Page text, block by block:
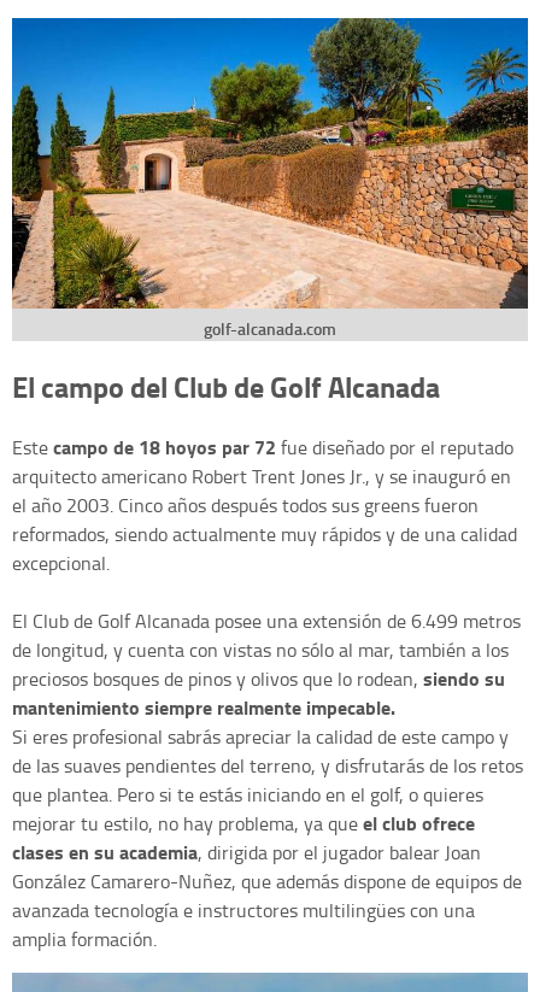
golf-alcanada.com
El campo del Club de Golf Alcanada
Estecampo de 18 hoyos par 72 fue diseñado por el reputado
arquitecto americano Robert Trent Jones Jr., y se inauguró en
el año 2003. Cinco años después todos sus greens fueron
reformados, siendo actualmente muy rápidos y de una calidad
excepcional.
El Club de Golf Alcanada posee una extensión de 6.499 metros
de longitud, y cuenta con vistas no sólo al mar, también a los
preciosos bosques de pinos y olivos que lo rodean, siendo su
mantenimiento siempre realmente impecable.
Si eres profesional sabrás apreciar la calidad de este campo y
de las suaves pendientes del terreno, y disfrutarás de los retos
que plantea. Pero si te estás iniciando en el golf, o quieres
mejorar tu estilo, no hay problema, ya queel club ofrece
clases en su academia, dirigida por el jugador balear Joan
González Camarero-Nuñez, que además dispone de equipos de
avanzada tecnología e instructores multilingües con una
amplia formación.